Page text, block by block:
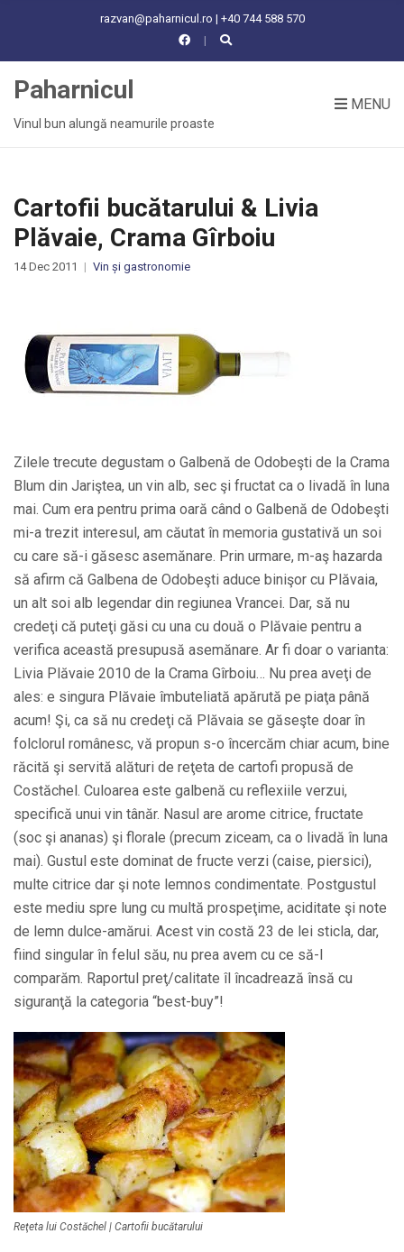
razvan@paharnicul.ro | +40 744 588 570
R
Paharnicul
Vinul bun alungă neamurile proaste
MENU
Cartofii bucătarului & Livia
Plăvaie, Crama Gîrboiu
14 Dec 2011 Vin și gastronomie
Zilele trecute degustam o Galbenă de Odobeşti de la Crama
Blum din Jariştea, un vin alb, sec şi fructat ca o livadă în luna
mai. Cum era pentru prima oară când o Galbenă de Odobeşti
mi-a trezit interesul, am căutat în memoria gustativă un soi
cu care să-i găsesc asemănare. Prin urmare, m-aş hazarda
să afirm că Galbena de Odobeşti aduce binişor cu Plăvaia,
un alt soi alb legendar din regiunea Vrancei. Dar, să nu
credeţi că puteţi găsi cu una cu două o Plăvaie pentru a
verifica această presupusă asemănare. Ar fi doar o varianta:
Livia Plăvaie 2010 de la Crama Gîrboiu… Nu prea aveţi de
ales: e singura Plăvaie îmbuteliată apărută pe piaţa până
acum! Şi, ca să nu credeţi că Plăvaia se găseşte doar în
folclorul românesc, vă propun s-o încercăm chiar acum, bine
răcită şi servită alături de reţeta de cartofi propusă de
Costăchel. Culoarea este galbenă cu reflexiile verzui,
specifică unui vin tânăr. Nasul are arome citrice, fructate
(soc şi ananas) şi florale (precum ziceam, ca o livadă în luna
mai). Gustul este dominat de fructe verzi (caise, piersici),
multe citrice dar şi note lemnos condimentate. Postgustul
este mediu spre lung cu multă prospeţime, aciditate şi note
de lemn dulce-amărui. Acest vin costă 23 de lei sticla, dar,
fiind singular în felul său, nu prea avem cu ce să-l
comparăm. Raportul preţ/calitate îl încadrează însă cu
siguranţă la categoria “best-buy”!
Reţeta lui Costăchel | Cartofii bucătarului